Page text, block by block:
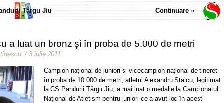
Târgu Jiu Continuare »
a luat un bronz şi în proba de 5.000 de metri
/ 3 iulie 2011
Campion naţional de juniori şi vicecampion naţional de tineret
în proba de 10.000 de metri, atletul Alexandru Staicu, legitimat
la CS Pandurii Târgu Jiu, a mai luat o medalie la Campionatul
Naţional de Atletism pentru juniori ce a avut loc în acest